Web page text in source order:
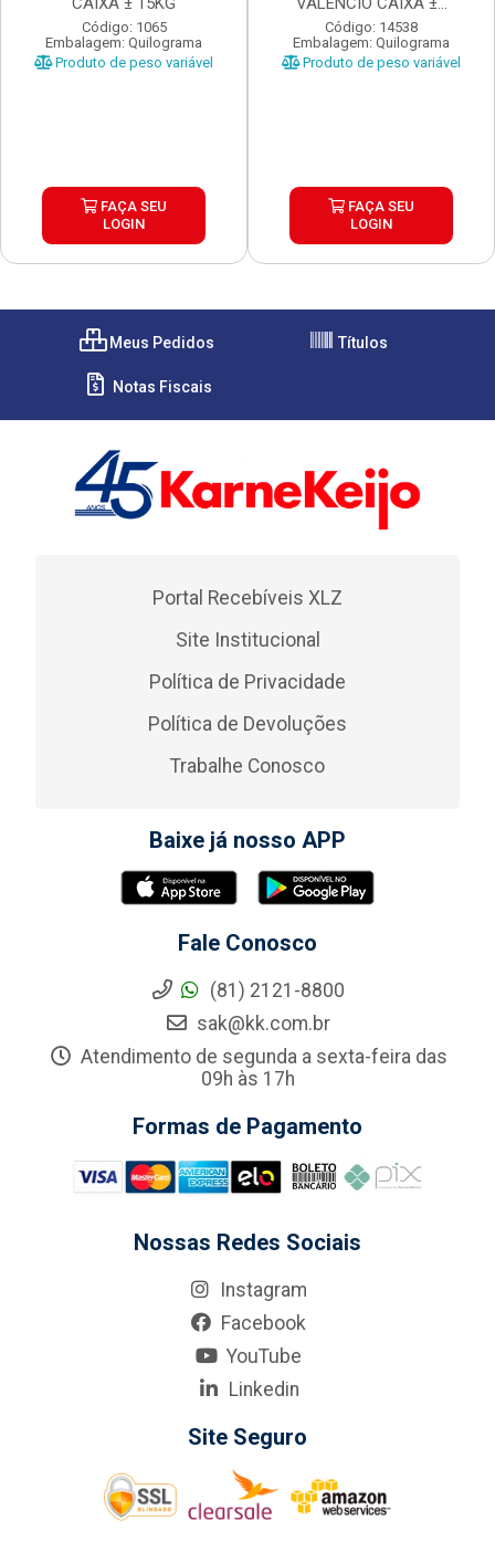
Código: 1065
Embalagem: Quilograma
Produto de peso variável
FAÇA SEU
LOGIN
Código: 14538
Embalagem: Quilograma
Produto de peso variável
FAÇA SEU
LOGIN
Meus Pedidos Títulos
Notas Fiscais
Portal Recebíveis XLZ
Site Institucional
Política de Privacidade
Política de Devoluções
Trabalhe Conosco
Baixe já nosso APP
Fale Conosco
(81) 2121-8800
sak@kk.com.br
Atendimento de segunda a sexta-feira das
09h às 17h
Formas de Pagamento
Nossas Redes Sociais
Instagram
Facebook
YouTube
Linkedin
Site Seguro